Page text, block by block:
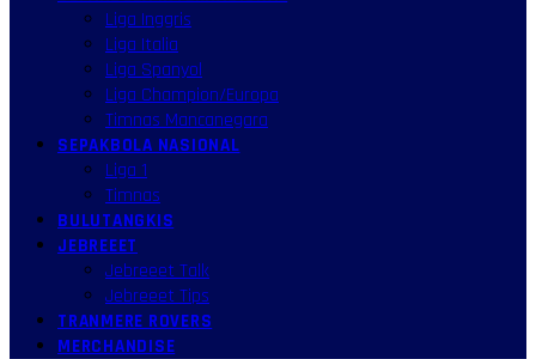
Liga Inggris
Liga Italia
Liga Spanyol
Liga Champion/Europa
Timnas Mancanegara
SEPAKBOLA NASIONAL
Liga 1
Timnas
BULUTANGKIS
JEBREEET
Jebreeet Talk
Jebreeet Tips
TRANMERE ROVERS
MERCHANDISE